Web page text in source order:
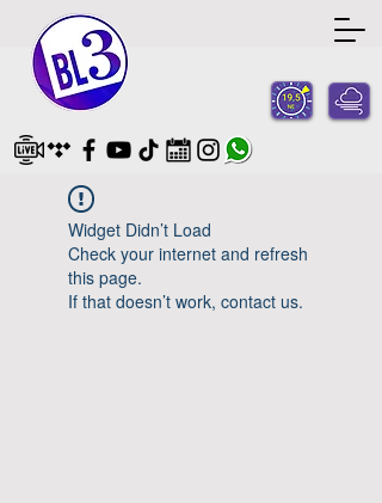
Widget Didn’t Load
Check your internet and refresh
this page.
If that doesn’t work, contact us.